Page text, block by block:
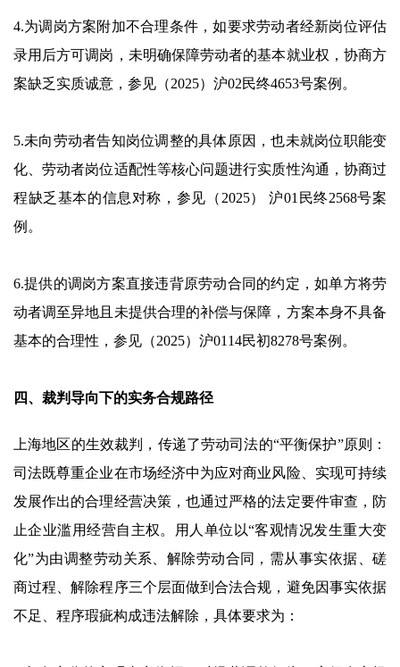
4.为调岗方案附加不合理条件，如要求劳动者经新岗位评估
录用后方可调岗，未明确保障劳动者的基本就业权，协商方
案缺乏实质诚意，参见（2025）沪02民终4653号案例。
5.未向劳动者告知岗位调整的具体原因，也未就岗位职能变
化、劳动者岗位适配性等核心问题进行实质性沟通，协商过
程缺乏基本的信息对称，参见（2025） 沪01民终2568号案
例。
6.提供的调岗方案直接违背原劳动合同的约定，如单方将劳
动者调至异地且未提供合理的补偿与保障，方案本身不具备
基本的合理性，参见（2025）沪0114民初8278号案例。
四、裁判导向下的实务合规路径
上海地区的生效裁判，传递了劳动司法的“平衡保护”原则：
司法既尊重企业在市场经济中为应对商业风险、实现可持续
发展作出的合理经营决策，也通过严格的法定要件审查，防
止企业滥用经营自主权。用人单位以“客观情况发生重大变
化”为由调整劳动关系、解除劳动合同，需从事实依据、磋
商过程、解除程序三个层面做到合法合规，避免因事实依据
不足、程序瑕疵构成违法解除，具体要求为：